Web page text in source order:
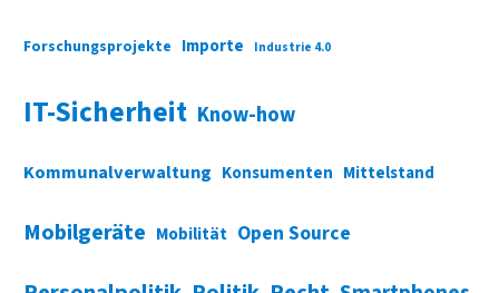
Forschungsprojekte Importe Industrie 4.0
IT-Sicherheit Know-how
Kommunalverwaltung Konsumenten Mittelstand
Mobilgeräte Mobilität Open Source